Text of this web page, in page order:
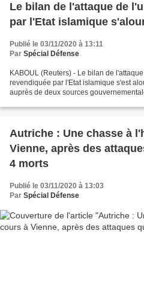
Le bilan de l'attaque de
par l'Etat islamique
Publié le 03/11/2020 à 13:11
Par Spécial Défense
KABOUL (Reuters) - Le bilan de
revendiquée par l'Etat islamique s'est
auprès de deux sources
Autriche : Une chasse à
Vienne, après des
4 morts
Publié le 03/11/2020 à 13:03
Par Spécial Défense